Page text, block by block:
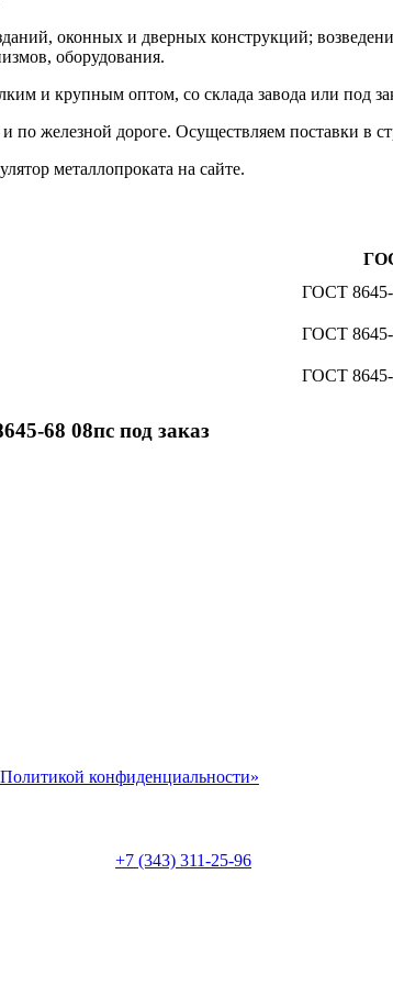
оконных и дверных конструкций;
оборудования.
и крупным оптом, со склада завода или под
железной дороге. Осуществляем поставки в
металлопроката на сайте.
ГОСТ
ГОСТ
ГОСТ
68 08пс под заказ
конфиденциальности»
+7 (343) 311-25-96